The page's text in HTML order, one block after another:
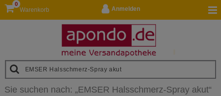
Anmelden
Warenkorb
0
Sie suchen nach: „EMSER Halsschmerz-Spray akut“